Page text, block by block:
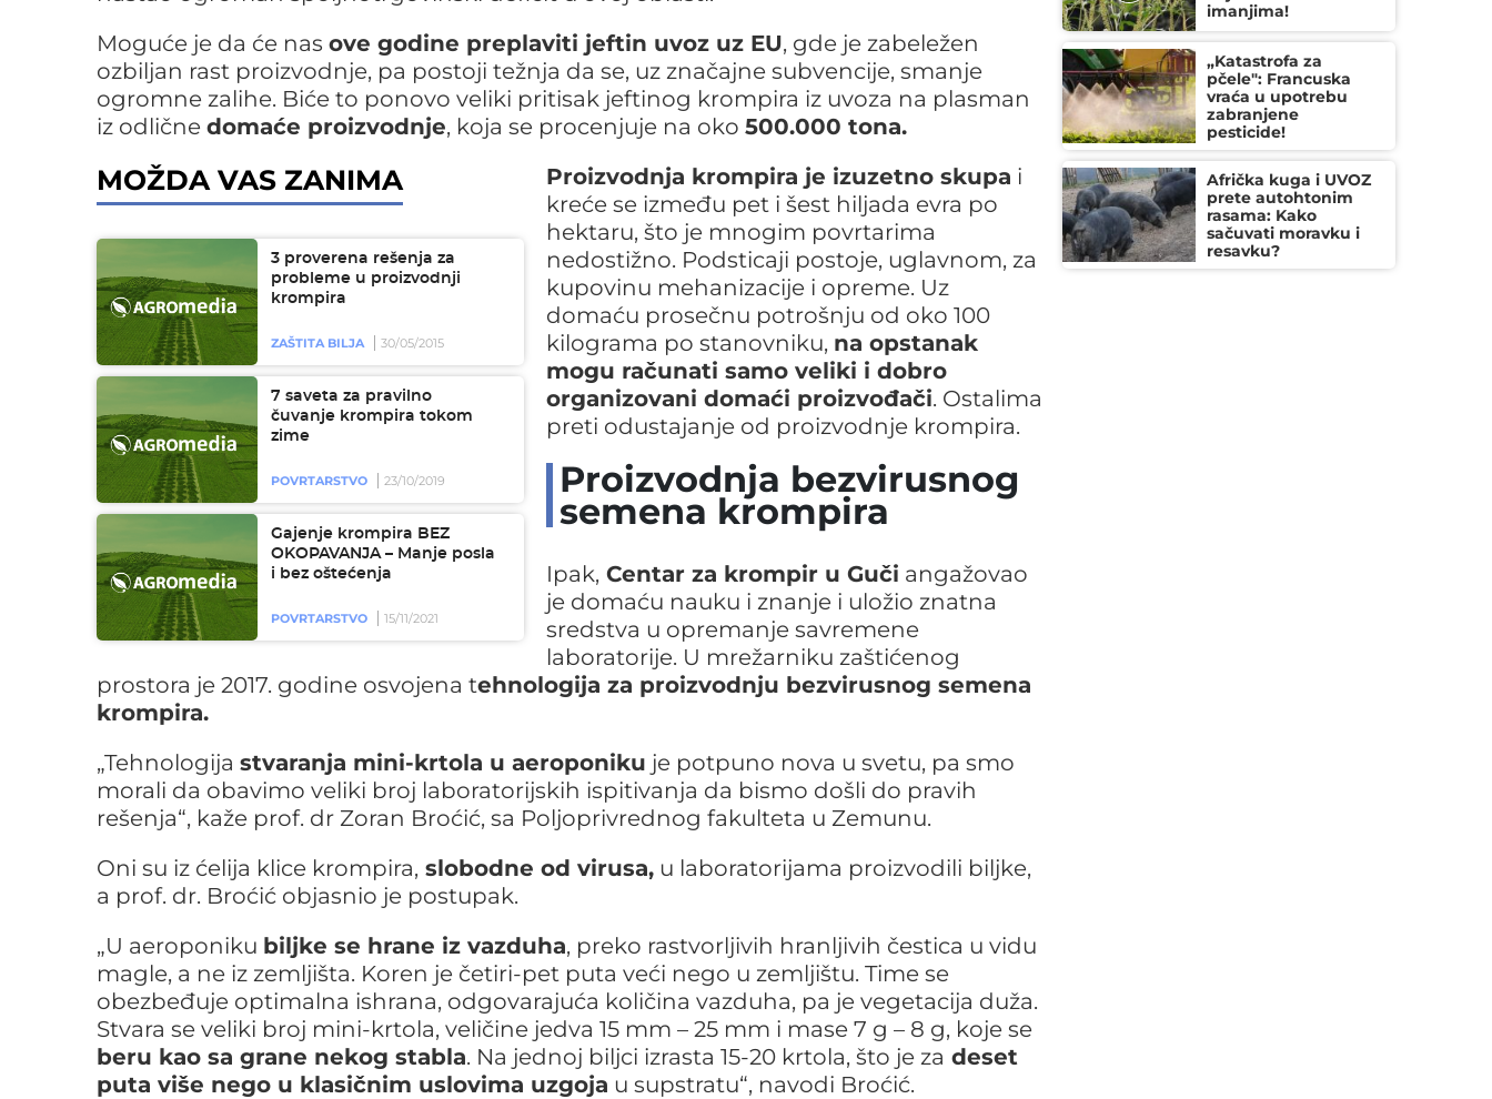
Moguće je da će nas ove godine preplaviti jeftin uvoz uz EU, gde je zabeležen
ozbiljan rast proizvodnje, pa postoji težnja da se, uz značajne subvencije, smanje
ogromne zalihe. Biće to ponovo veliki pritisak jeftinog krompira iz uvoza na plasman
iz odlične domaće proizvodnje, koja se procenjuje na oko 500.000 tona.
MOŽDA VAS ZANIMA
3 proverena rešenja za
probleme u proizvodnji
krompira
ZAŠTITA BILJA 30/05/2015
7 saveta za pravilno
čuvanje krompira tokom
zime
POVRTARSTVO 23/10/2019
Gajenje krompira BEZ
OKOPAVANJA – Manje posla
i bez oštećenja
POVRTARSTVO 15/11/2021
Proizvodnja krompira je izuzetno skupa i
kreće se između pet i šest hiljada evra po
hektaru, što je mnogim povrtarima
nedostižno. Podsticaji postoje, uglavnom, za
kupovinu mehanizacije i opreme. Uz
domaću prosečnu potrošnju od oko 100
kilograma po stanovniku, na opstanak
mogu računati samo veliki i dobro
organizovani domaći proizvođači. Ostalima
preti odustajanje od proizvodnje krompira.
Proizvodnja bezvirusnog
semena krompira
Ipak, Centar za krompir u Guči angažovao
je domaću nauku i znanje i uložio znatna
sredstva u opremanje savremene
laboratorije. U mrežarniku zaštićenog
prostora je 2017. godine osvojena tehnologija za proizvodnju bezvirusnog semena
krompira.
„Tehnologija stvaranja mini-krtola u aeroponiku je potpuno nova u svetu, pa smo
morali da obavimo veliki broj laboratorijskih ispitivanja da bismo došli do pravih
rešenja“, kaže prof. dr Zoran Broćić, sa Poljoprivrednog fakulteta u Zemunu.
Oni su iz ćelija klice krompira, slobodne od virusa, u laboratorijama proizvodili biljke,
a prof. dr. Broćić objasnio je postupak.
„U aeroponiku biljke se hrane iz vazduha, preko rastvorljivih hranljivih čestica u vidu
magle, a ne iz zemljišta. Koren je četiri-pet puta veći nego u zemljištu. Time se
obezbeđuje optimalna ishrana, odgovarajuća količina vazduha, pa je vegetacija duža.
Stvara se veliki broj mini-krtola, veličine jedva 15 mm – 25 mm i mase 7 g – 8 g, koje se
beru kao sa grane nekog stabla. Na jednoj biljci izrasta 15-20 krtola, što je za deset
puta više nego u klasičnim uslovima uzgoja u supstratu“, navodi Broćić.
imanjima!
„Katastrofa za
pčele": Francuska
vraća u upotrebu
zabranjene
pesticide!
Afrička kuga i UVOZ
prete autohtonim
rasama: Kako
sačuvati moravku i
resavku?